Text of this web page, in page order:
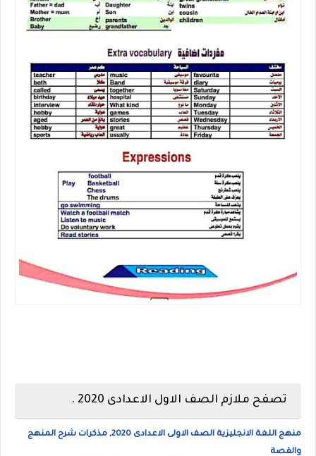
تصفح ملازم الصف الاول الاعدادى 2020 .
منهج اللغة الانجليزية الصف الاولى الاعدادى 2020, مذكرات شرح المنهج
والقصة